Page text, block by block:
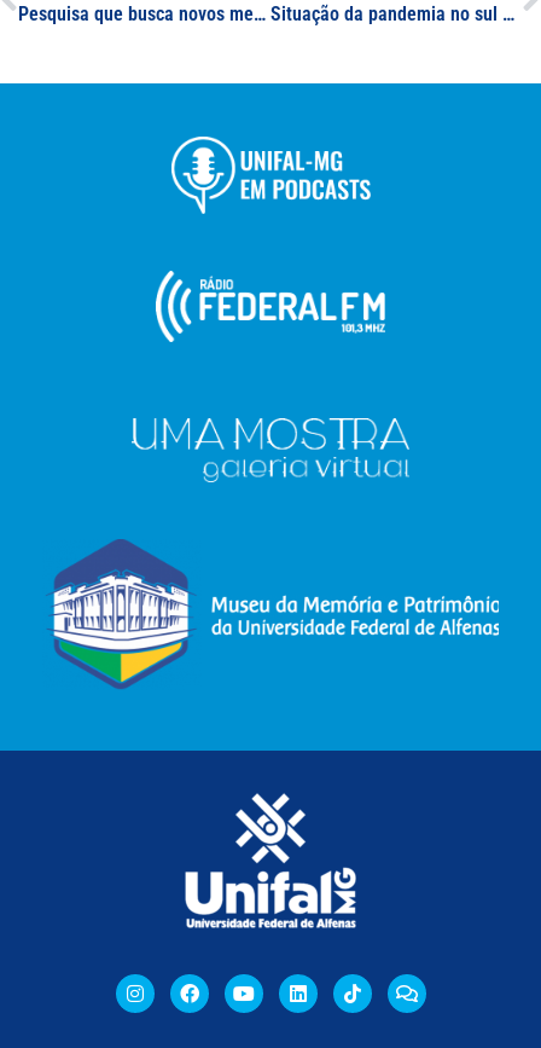
Pesquisa que busca novos medicamentos para tratamento da Covid-19 recebe incentivos da BRF; estudo identificou 10 moléculas sintéticas com potencial capacidade contra a infecção causada pelo coronavírus Situação da pandemia no sul de Minas Gerais é destaque em jornal da região; epidemiologista da UNIFAL-MG comenta o assunto